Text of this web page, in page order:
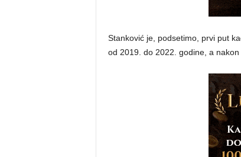
Stanković je, podsetimo, prvi put
od 2019. do 2022. godine, a